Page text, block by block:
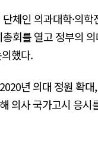
체인 의과대학·의
회를 열고 정부의
했다.
년 의대 정원 확
의사 국가고시 응시